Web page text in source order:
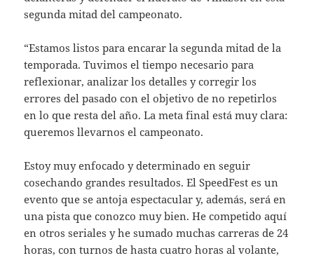
segunda mitad del campeonato.
“Estamos listos para encarar la segunda mitad de la
temporada. Tuvimos el tiempo necesario para
reflexionar, analizar los detalles y corregir los
errores del pasado con el objetivo de no repetirlos
en lo que resta del año. La meta final está muy clara:
queremos llevarnos el campeonato.
Estoy muy enfocado y determinado en seguir
cosechando grandes resultados. El SpeedFest es un
evento que se antoja espectacular y, además, será en
una pista que conozco muy bien. He competido aquí
en otros seriales y he sumado muchas carreras de 24
horas, con turnos de hasta cuatro horas al volante,